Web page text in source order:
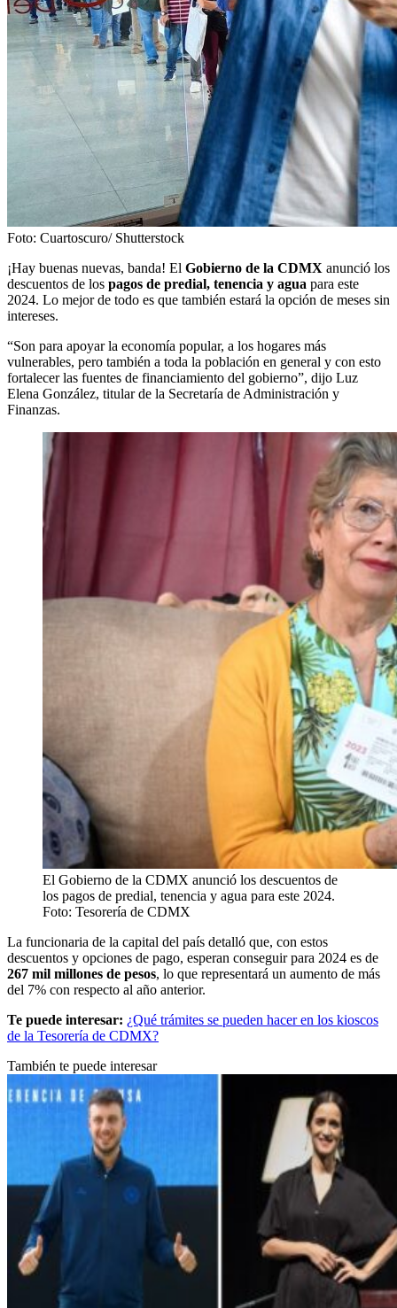
Foto: Cuartoscuro/ Shutterstock
¡Hay buenas nuevas, banda! El Gobierno de la CDMX anunció los
descuentos de los pagos de predial, tenencia y agua para este
2024. Lo mejor de todo es que también estará la opción de meses sin
intereses.
“Son para apoyar la economía popular, a los hogares más
vulnerables, pero también a toda la población en general y con esto
fortalecer las fuentes de financiamiento del gobierno”, dijo Luz
Elena González, titular de la Secretaría de Administración y
Finanzas.
El Gobierno de la CDMX anunció los descuentos de
los pagos de predial, tenencia y agua para este 2024.
Foto: Tesorería de CDMX
La funcionaria de la capital del país detalló que, con estos
descuentos y opciones de pago, esperan conseguir para 2024 es de
267 mil millones de pesos, lo que representará un aumento de más
del 7% con respecto al año anterior.
Te puede interesar: ¿Qué trámites se pueden hacer en los kioscos
de la Tesorería de CDMX?
También te puede interesar